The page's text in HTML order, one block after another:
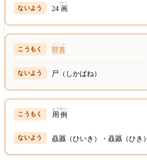
24 画
かく
部首
ぶしゅ
尸（しかばね）
用例
ようれい
贔屭（ひいき）・贔屭（ひき）